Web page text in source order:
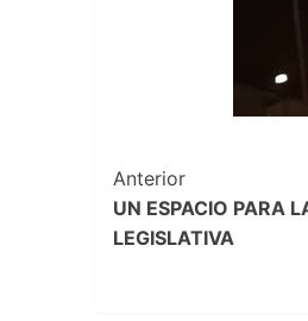
Navegación
de
entradas
Anterior
UN ESPACIO PARA
LEGISLATIVA